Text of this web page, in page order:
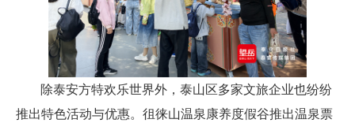
除泰安方特欢乐世界外，泰山区多家文旅企业也纷纷
推出特色活动与优惠。徂徕山温泉康养度假谷推出温泉票